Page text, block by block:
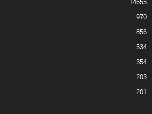
14655
970
856
534
354
203
201